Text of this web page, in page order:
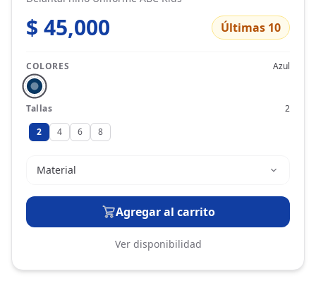
$ 45,000 Últimas 10
COLORES Azul
Tallas
2
2
4 6 8
Material
Agregar al carrito
Ver disponibilidad